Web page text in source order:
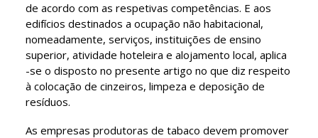
de acordo com as respetivas competências. E aos
edifícios destinados a ocupação não habitacional,
nomeadamente, serviços, instituições de ensino
superior, atividade hoteleira e alojamento local, aplica
-se o disposto no presente artigo no que diz respeito
à colocação de cinzeiros, limpeza e deposição de
resíduos.
As empresas produtoras de tabaco devem promover